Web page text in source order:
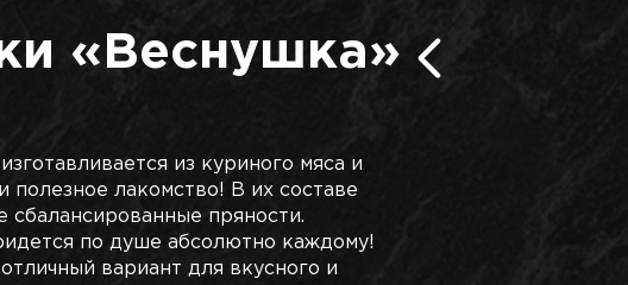
«Веснушка»
из куриного мяса и
полезное лакомство! В их составе
сбалансированные пряности.
по душе абсолютно каждому!
вариант для вкусного и